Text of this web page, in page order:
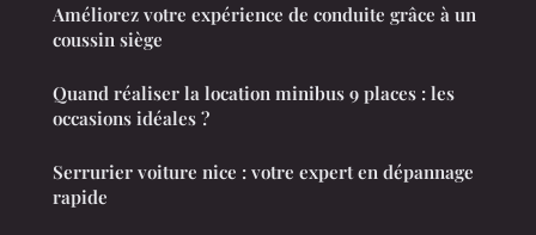
Améliorez votre expérience de conduite grâce à un
coussin siège
Quand réaliser la location minibus 9 places : les
occasions idéales ?
Serrurier voiture nice : votre expert en dépannage
rapide